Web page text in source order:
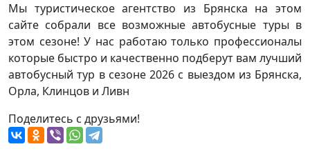
Мы туристическое агентство из Брянска на этом
сайте собрали все возможные автобусные туры в
этом сезоне! У нас работаю только профессионалы
которые быстро и качественно подберут вам лучший
автобусный тур в сезоне 2026 с выездом из Брянска,
Орла, Клинцов и Ливн
Поделитесь с друзьями!